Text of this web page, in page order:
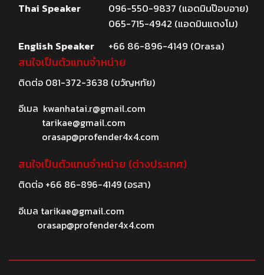
Thai Speaker
096-550-9837 (แอดมินป๊อบอาย)
065-715-4942 (แอดมินแตงโม)
English Speaker
+66 86-896-4149 (Orasa)
สนใจเป็นตัวแทนจำหน่าย
ติดต่อ 081-372-3638 (ขวัญหทัย)
อีเมล kwanhatai.r@gmail.com
tarikae@gmail.com
orasap@profender4x4.com
สนใจเป็นตัวแทนจำหน่าย (ต่างประเทศ)
ติดต่อ +66 86-896-4149(อรสา)
อีเมล tarikae@gmail.com
orasap@profender4x4.com